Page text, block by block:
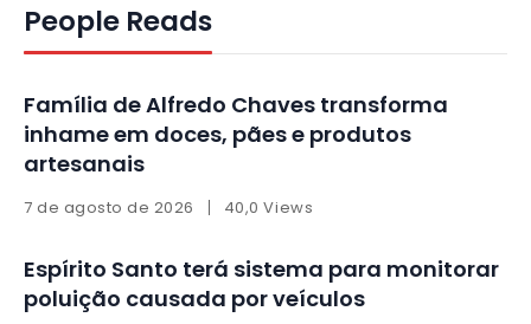
People Reads
Família de Alfredo Chaves transforma
inhame em doces, pães e produtos
artesanais
7 de agosto de 2026 40,0 Views
Espírito Santo terá sistema para monitorar
poluição causada por veículos